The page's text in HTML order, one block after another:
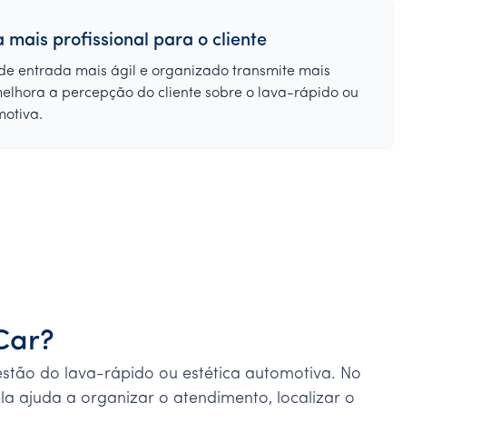
mais profissional para o cliente
entrada mais ágil e organizado transmite mais
a percepção do cliente sobre o lava-rápido ou
do lava-rápido ou estética automotiva. No
ajuda a organizar o atendimento, localizar o